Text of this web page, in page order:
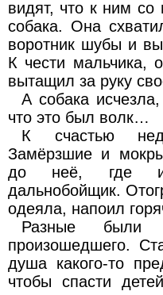
видят, что к ним
собака. Она
воротник шубы и
К чести мальчика,
вытащил за руку
А собака
что это был волк…
К счастью
Замёрзшие и
до неё, где
дальнобойщик.
одеяла, напоил
Разные были
произошедшего.
душа какого-то
чтобы спасти